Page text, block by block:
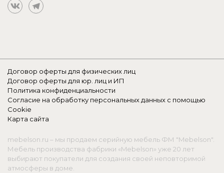
Договор оферты для физических лиц
Договор оферты для юр. лиц и ИП
Политика конфиденциальности
Согласие на обработку персональных данных с помощью
Cookie
Карта сайта
mebelson.ru – мы продаем серийную мебель ФМ "Mebelson".
Мебель производства фабрики «Mebelson» уже 20 лет
выбирают покупатели для создания своей неповторимой
атмосферы в доме.